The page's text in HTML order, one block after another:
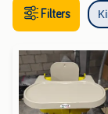
Filters